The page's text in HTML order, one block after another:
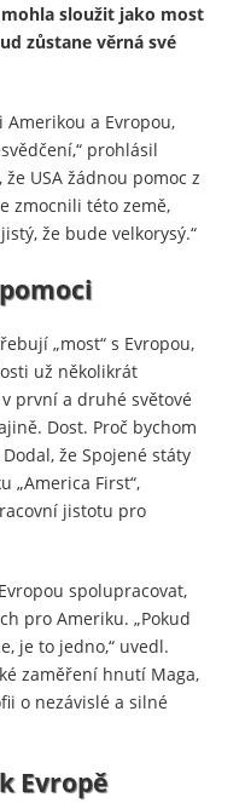
sloužit jako most
zůstane věrná své
Amerikou a Evropou,
prohlásil
USA žádnou pomoc z
zmocnili této země,
že bude velkorysý.“
„most“ s Evropou,
už několikrát
první a druhé světové
Dost. Proč bychom
Dodal, že Spojené státy
„America First“,
jistotu pro
spolupracovat,
pro Ameriku. „Pokud
je to jedno,“ uvedl.
zaměření hnutí Maga,
o nezávislé a silné
Evropě